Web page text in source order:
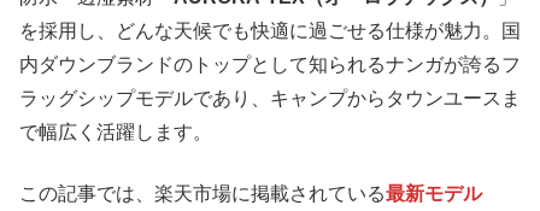
を採用し、どんな天候でも快適に過ごせる仕様が魅力。国
内ダウンブランドのトップとして知られるナンガが誇るフ
ラッグシップモデルであり、キャンプからタウンユースま
で幅広く活躍します。
この記事では、楽天市場に掲載されている最新モデル